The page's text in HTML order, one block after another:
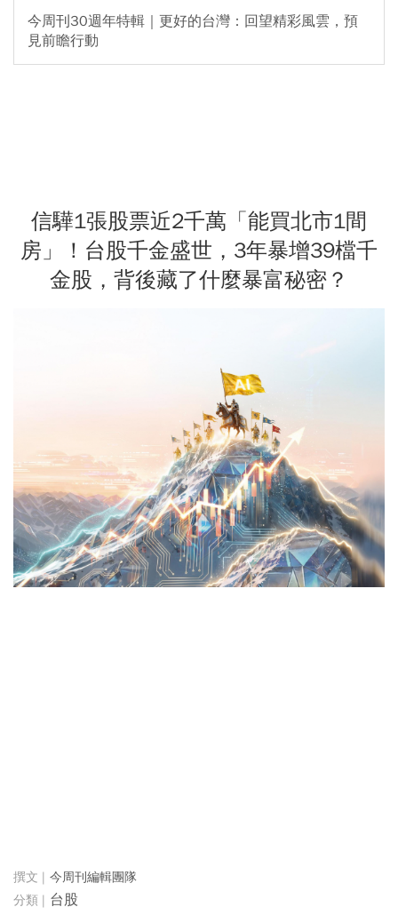
今周刊30週年特輯｜更好的台灣：回望精彩風雲，預
見前瞻行動
信驊1張股票近2千萬「能買北市1間
房」！台股千金盛世，3年暴增39檔千
金股，背後藏了什麼暴富秘密？
今周刊編輯團隊
台股